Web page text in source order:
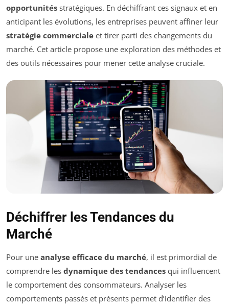
opportunités stratégiques. En déchiffrant ces signaux et en
anticipant les évolutions, les entreprises peuvent affiner leur
stratégie commerciale et tirer parti des changements du
marché. Cet article propose une exploration des méthodes et
des outils nécessaires pour mener cette analyse cruciale.
Déchiffrer les Tendances du
Marché
Pour une analyse efficace du marché, il est primordial de
comprendre les dynamique des tendances qui influencent
le comportement des consommateurs. Analyser les
comportements passés et présents permet d’identifier des